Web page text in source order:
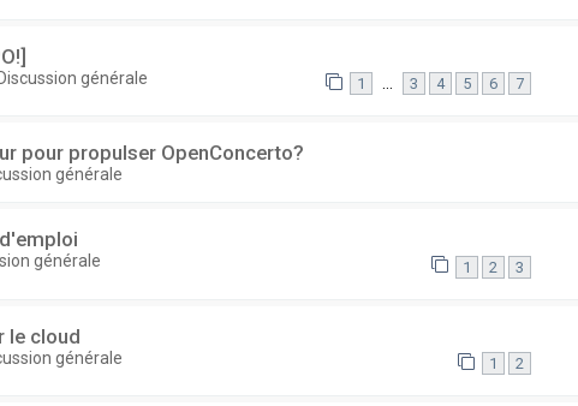
Discussion générale 1 … 3 4 5 6 7
pour propulser OpenConcerto?
générale
générale 1 2 3
le cloud
générale 1 2